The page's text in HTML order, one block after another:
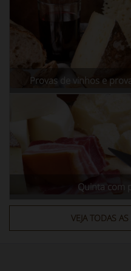
Provas de vinhos e
Quinta com
VEJA TODAS